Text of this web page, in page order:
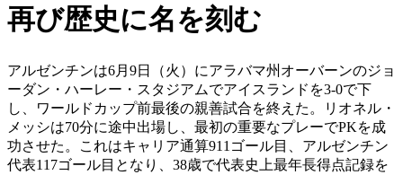
再び歴史に名を刻む
アルゼンチンは6月9日（火）にアラバマ州オーバーンのジョ
ーダン・ハーレー・スタジアムでアイスランドを3-0で下
し、ワールドカップ前最後の親善試合を終えた。リオネル・
メッシは70分に途中出場し、最初の重要なプレーでPKを成
功させた。これはキャリア通算911ゴール目、アルゼンチン
代表117ゴール目となり、38歳で代表史上最年長得点記録を